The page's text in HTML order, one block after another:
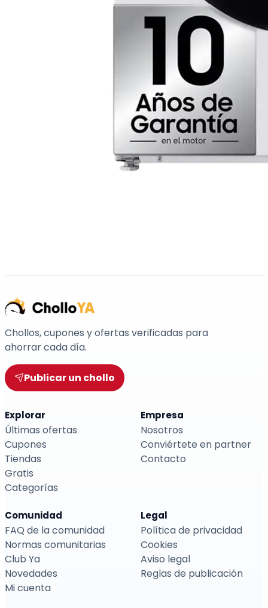
Chollos, cupones y ofertas verificadas para
ahorrar cada día.
Publicar un chollo
Explorar
Últimas ofertas
Cupones
Tiendas
Gratis
Categorías
Empresa
Nosotros
Conviértete en partner
Contacto
Comunidad
FAQ de la comunidad
Normas comunitarias
Club Ya
Novedades
Mi cuenta
Legal
Política de privacidad
Cookies
Aviso legal
Reglas de publicación